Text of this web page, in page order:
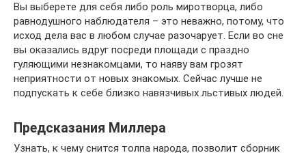
Вы выберете для себя либо роль миротворца, либо
равнодушного наблюдателя – это неважно, потому, что
исход дела вас в любом случае разочарует. Если во сне
вы оказались вдруг посреди площади с праздно
гуляющими незнакомцами, то наяву вам грозят
неприятности от новых знакомых. Сейчас лучше не
подпускать к себе близко навязчивых льстивых людей.
Предсказания Миллера
Узнать, к чему снится толпа народа, позволит сборник